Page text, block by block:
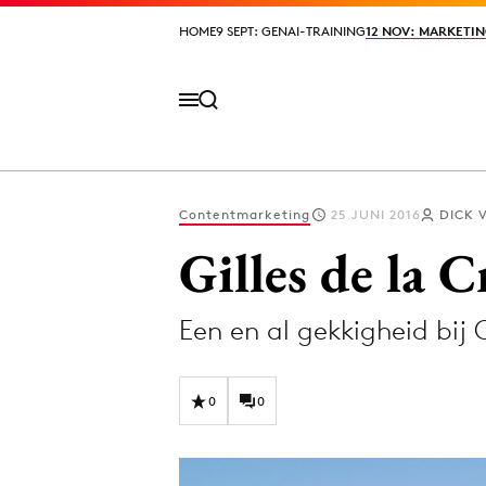
HOME9 SEPT: GENAI-TRAINING12 NOV:
HOME9 SEPT: GENAI-TRAINING12 NOV:
Diversiteit
Contentmarketing 25 JUNI 2016 DICK
Gilles de la
Een en al gekkigheid bij
0 0